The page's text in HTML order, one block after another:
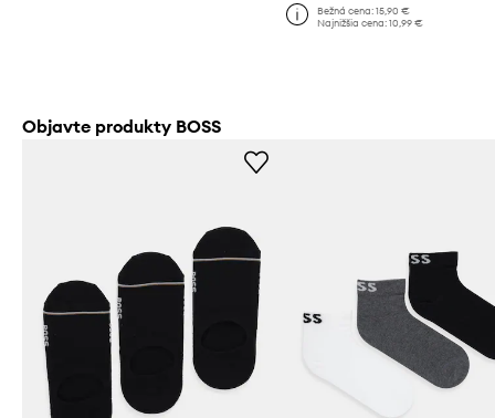
Bežná cena: 15,90 €
Najnižšia cena: 10,99 €
Objavte produkty BOSS